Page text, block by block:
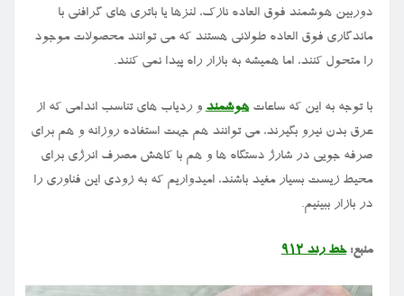
دوربین هوشمند فوق العاده نازک، لنزها یا باتری های گرافنی با
ماندگاری فوق العاده طولانی هستند که می توانند محصولات موجود
را متحول کنند، اما همیشه به بازار راه پیدا نمی کنند.
با توجه به این که ساعات هوشمند و ردیاب های تناسب اندامی که از
عرق بدن نیرو بگیرند، می توانند هم جهت استفاده روزانه و هم برای
صرفه جویی در شارژ دستگاه ها و هم با کاهش مصرف انرژی برای
محیط زیست بسیار مفید باشند، امیدواریم که به زودی این فناوری را
در بازار ببینیم.
منبع:خط رند ۹۱۲